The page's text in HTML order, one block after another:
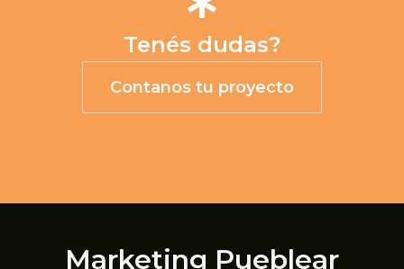
Tenés dudas?
Contanos tu proyecto
Marketing Pueblear